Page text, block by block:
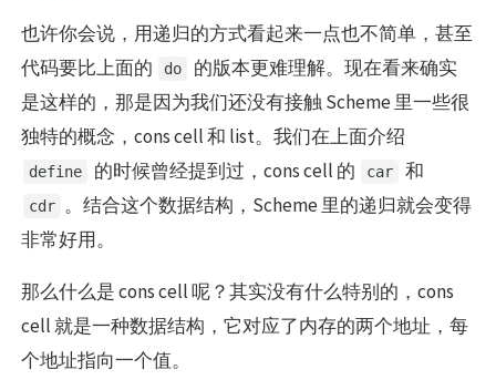
也许你会说，用递归的方式看起来一点也不简单，甚至
代码要比上面的
do
的版本更难理解。现在看来确实
是这样的，那是因为我们还没有接触 Scheme 里一些很
独特的概念，cons cell 和 list。我们在上面介绍
define 的时候曾经提到过，cons cell 的 car 和
cdr 。结合这个数据结构，Scheme 里的递归就会变得
非常好用。
那么什么是 cons cell 呢？其实没有什么特别的，cons
cell 就是一种数据结构，它对应了内存的两个地址，每
个地址指向一个值。